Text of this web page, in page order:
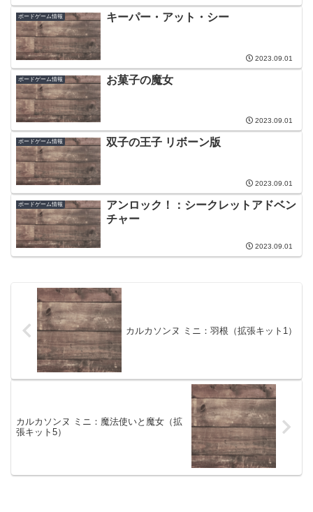
ボードゲーム情報 キーパー・アット・シー
2023.09.01
ボードゲーム情報 お菓子の魔女
2023.09.01
ボードゲーム情報 双子の王子 リボーン版
2023.09.01
ボードゲーム情報
アンロック！：シークレットアドベン
チャー
2023.09.01
カルカソンヌ ミニ：羽根（拡張キット1）
カルカソンヌ ミニ：魔法使いと魔女（拡
張キット5）